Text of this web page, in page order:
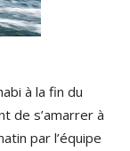
à la fin du
de s’amarrer à
par l’équipe